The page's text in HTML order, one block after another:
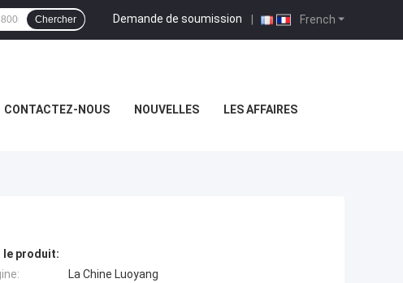
French
Demande de soumission |
Chercher
CONTACTEZ-NOUS NOUVELLES LES AFFAIRES
le produit:
La Chine Luoyang